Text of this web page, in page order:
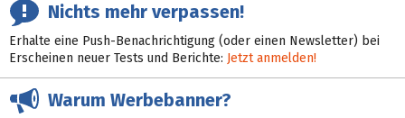
Nichts mehr verpassen!
Erhalte eine Push-Benachrichtigung (oder einen Newsletter) bei
Erscheinen neuer Tests und Berichte: Jetzt anmelden!
Warum Werbebanner?